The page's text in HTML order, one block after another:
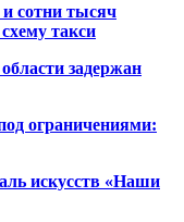
сотни тысяч
такси
задержан
ограничениями:
искусств «Наши